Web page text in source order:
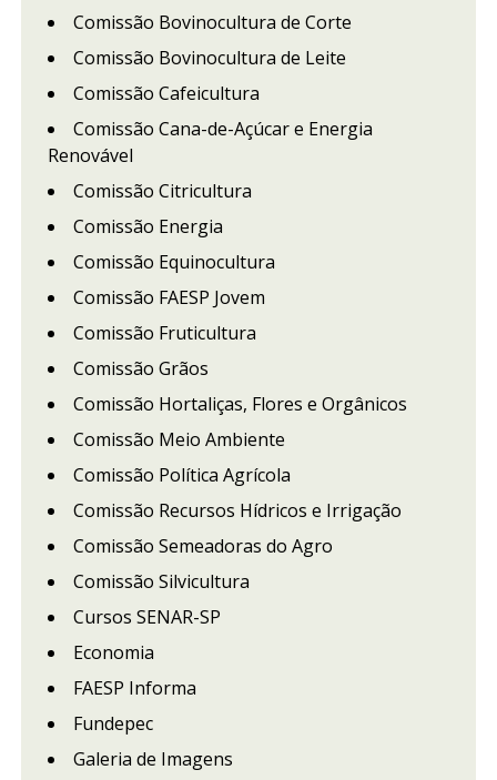
Comissão Bovinocultura de Corte
Comissão Bovinocultura de Leite
Comissão Cafeicultura
Comissão Cana-de-Açúcar e Energia
Renovável
Comissão Citricultura
Comissão Energia
Comissão Equinocultura
Comissão FAESP Jovem
Comissão Fruticultura
Comissão Grãos
Comissão Hortaliças, Flores e Orgânicos
Comissão Meio Ambiente
Comissão Política Agrícola
Comissão Recursos Hídricos e Irrigação
Comissão Semeadoras do Agro
Comissão Silvicultura
Cursos SENAR-SP
Economia
FAESP Informa
Fundepec
Galeria de Imagens